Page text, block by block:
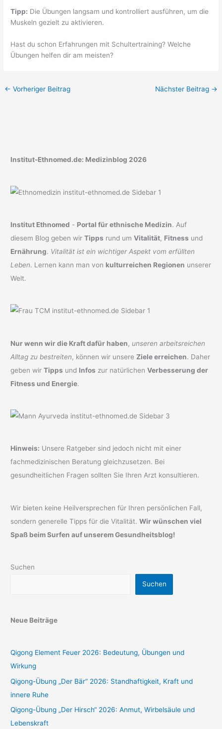
Tipp: Die Übungen langsam und kontrolliert ausführen, um die
Muskeln gezielt zu aktivieren.
Hast du schon Erfahrungen mit Schultertraining? Welche
Übungen helfen dir am meisten?
← Vorheriger Beitrag Nächster Beitrag →
Institut-Ethnomed.de: Medizinblog 2026
Institut Ethnomed - Portal für ethnische Medizin. Auf
diesem Blog geben wirTipps rund umVitalität, Fitness und
Ernährung. Vitalität ist ein wichtiger Aspekt vom erfüllten
Leben. Lernen kann man von kulturreichen Regionen unserer
Welt.
Nur wenn wir die Kraft dafür haben, unseren arbeitsreichen
Alltag zu bestreiten, können wir unsereZiele erreichen. Daher
geben wirTipps und Infos zur natürlichenVerbesserung der
Fitness und Energie.
Hinweis: Unsere Ratgeber sind jedoch nicht mit einer
fachmedizinischen Beratung gleichzusetzen. Bei
gesundheitlichen Fragen sollten Sie Ihren Arzt konsultieren.
Wir bieten keine Heilversprechen für Ihren persönlichen Fall,
sondern generelle Tipps für die Vitalität.Wir wünschen viel
Spaß beim Surfen auf unserem Gesundheitsblog!
Suchen
Suchen
Neue Beiträge
Qigong Element Feuer 2026: Bedeutung, Übungen und
Wirkung
Qigong-Übung „Der Bär“ 2026: Standhaftigkeit, Kraft und
innere Ruhe
Qigong-Übung „Der Hirsch“ 2026: Anmut, Wirbelsäule und
Lebenskraft